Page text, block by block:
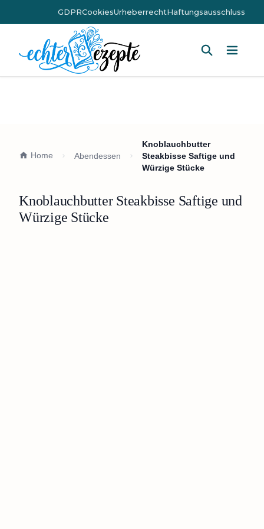
GDPRCookiesUrheberrechtHaftungsausschluss
Home Abendessen
Knoblauchbutter
Steakbisse Saftige und
Würzige Stücke
Knoblauchbutter Steakbisse Saftige und
Würzige Stücke